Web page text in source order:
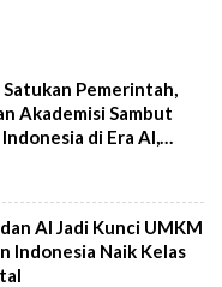
Satukan Pemerintah,
Akademisi Sambut
di Era AI,
AI Jadi Kunci UMKM
Indonesia Naik Kelas